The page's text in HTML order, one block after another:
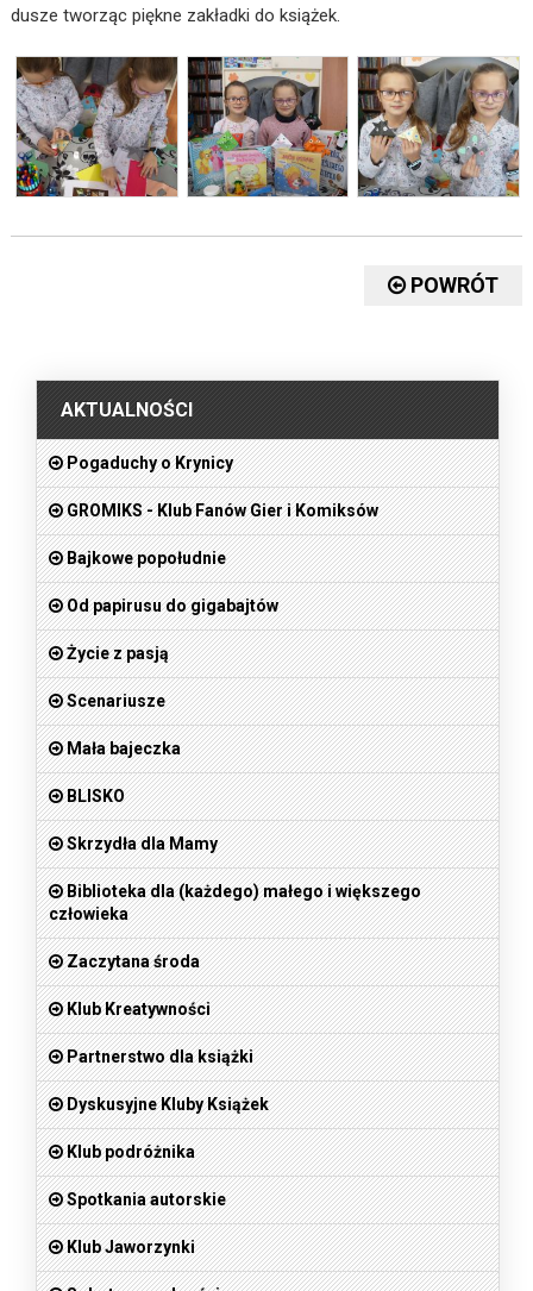
dusze tworząc piękne zakładki do książek.
POWRÓT
AKTUALNOŚCI
Pogaduchy o Krynicy
GROMIKS - Klub Fanów Gier i Komiksów
Bajkowe popołudnie
Od papirusu do gigabajtów
Życie z pasją
Scenariusze
Mała bajeczka
BLISKO
Skrzydła dla Mamy
Biblioteka dla (każdego) małego i większego
człowieka
Zaczytana środa
Klub Kreatywności
Partnerstwo dla książki
Dyskusyjne Kluby Książek
Klub podróżnika
Spotkania autorskie
Klub Jaworzynki